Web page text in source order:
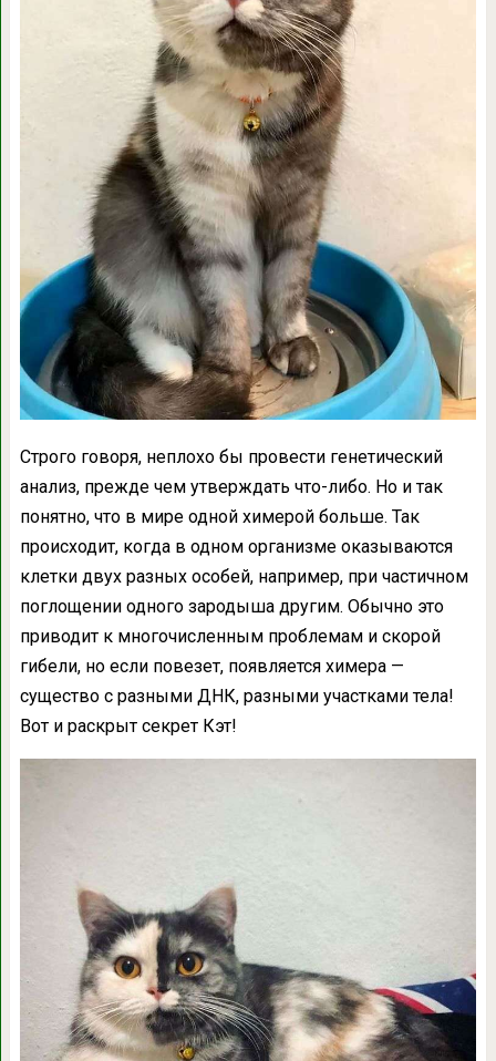
Строго говоря, неплохо бы провести генетический
анализ, прежде чем утверждать что-либо. Но и так
понятно, что в мире одной химерой больше. Так
происходит, когда в одном организме оказываются
клетки двух разных особей, например, при частичном
поглощении одного зародыша другим. Обычно это
приводит к многочисленным проблемам и скорой
гибели, но если повезет, появляется химера —
существо с разными ДНК, разными участками тела!
Вот и раскрыт секрет Кэт!